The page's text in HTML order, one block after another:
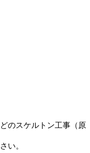
のスケルトン工事（原
い。